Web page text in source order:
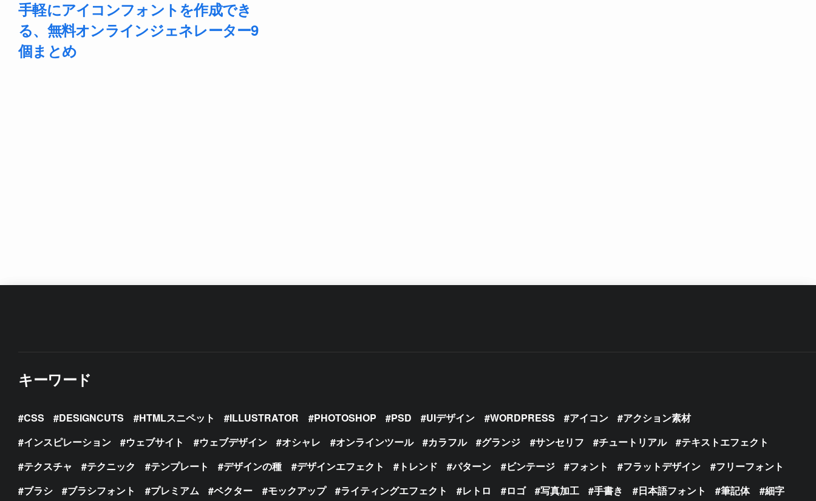
手軽にアイコンフォントを作成でき
る、無料オンラインジェネレーター9
個まとめ
キーワード
CSS DESIGNCUTS HTMLスニペット ILLUSTRATOR PHOTOSHOP PSD UIデザイン WORDPRESS アイコン
アクション素材
インスピレーション
ウェブサイト ウェブデザイン オシャレ オンラインツール カラフル グランジ サンセリフ チュートリアル
テキストエフェクト
テクスチャ
テクニック テンプレート デザインの種 デザインエフェクト トレンド パターン ビンテージ フォント フラットデザイン
フリーフォント
ブラシ
ブラシフォント プレミアム ベクター モックアップ ライティングエフェクト レトロ ロゴ 写真加工 手書き 日本語フォント 筆記体 細字